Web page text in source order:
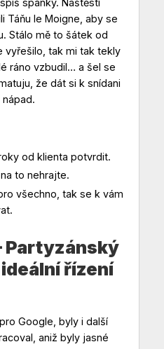
spánky. Naštěstí
Táňu le Moigne, aby se
Stálo mě to šátek od
vyřešilo, tak mi tak tekly
ráno vzbudil… a šel se
že dát si k snídani
od klienta potvrdit.
to nehrajte.
všechno, tak se k vám
Partyzánský
řízení
Google, byly i další
aniž byly jasné